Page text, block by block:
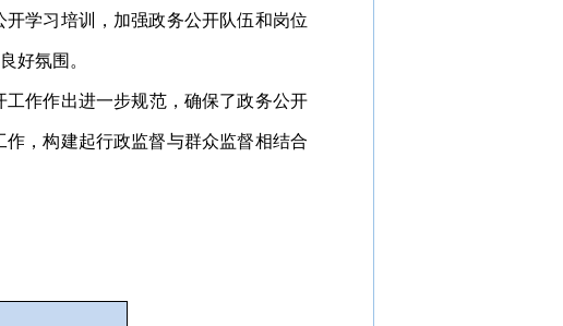
学习培训，加强政务公开队伍和岗位
好氛围。
作作出进一步规范，确保了政务公开
，构建起行政监督与群众监督相结合